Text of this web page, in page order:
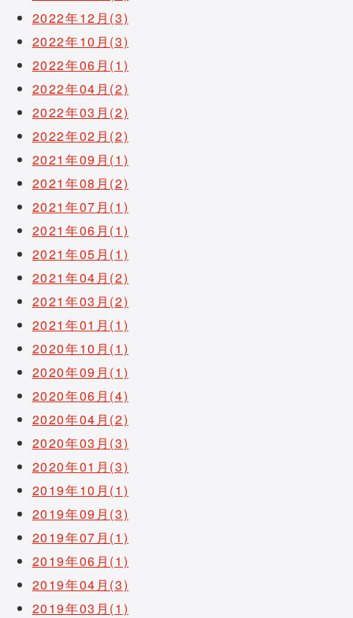
2022年12月(3)
2022年10月(3)
2022年06月(1)
2022年04月(2)
2022年03月(2)
2022年02月(2)
2021年09月(1)
2021年08月(2)
2021年07月(1)
2021年06月(1)
2021年05月(1)
2021年04月(2)
2021年03月(2)
2021年01月(1)
2020年10月(1)
2020年09月(1)
2020年06月(4)
2020年04月(2)
2020年03月(3)
2020年01月(3)
2019年10月(1)
2019年09月(3)
2019年07月(1)
2019年06月(1)
2019年04月(3)
2019年03月(1)